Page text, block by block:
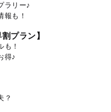
ラリー♪
報も！
プラン】
も！
得♪
？